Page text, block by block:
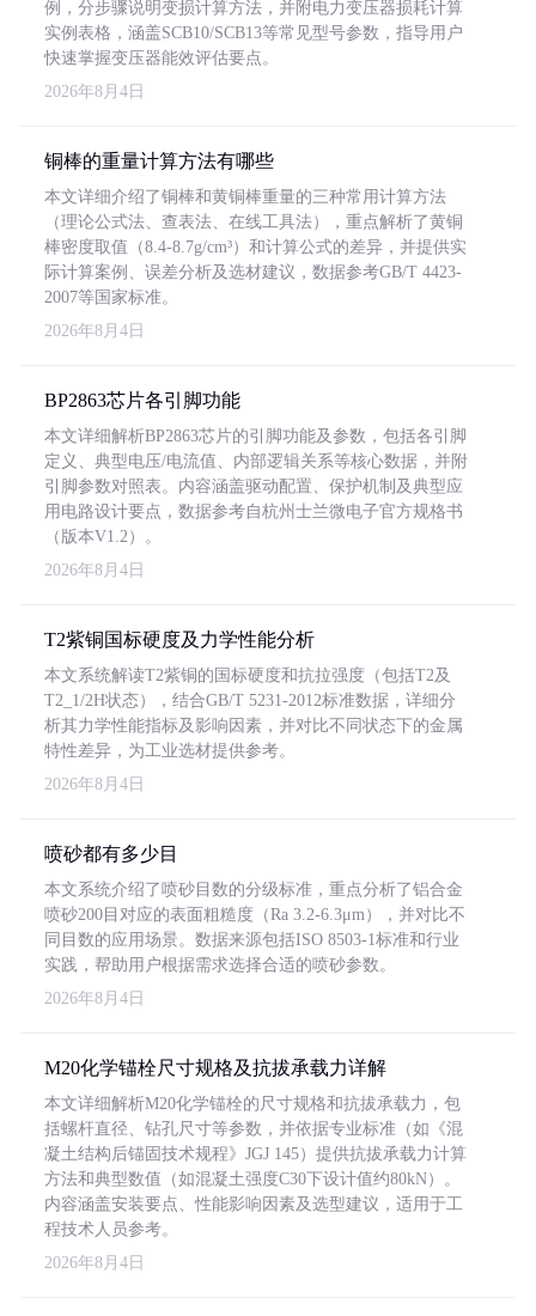
例，分步骤说明变损计算方法，并附电力变压器损耗计算
实例表格，涵盖SCB10/SCB13等常见型号参数，指导用户
快速掌握变压器能效评估要点。
2026年8月4日
铜棒的重量计算方法有哪些
本文详细介绍了铜棒和黄铜棒重量的三种常用计算方法
（理论公式法、查表法、在线工具法），重点解析了黄铜
棒密度取值（8.4-8.7g/cm³）和计算公式的差异，并提供实
际计算案例、误差分析及选材建议，数据参考GB/T 4423-
2007等国家标准。
2026年8月4日
BP2863芯片各引脚功能
本文详细解析BP2863芯片的引脚功能及参数，包括各引脚
定义、典型电压/电流值、内部逻辑关系等核心数据，并附
引脚参数对照表。内容涵盖驱动配置、保护机制及典型应
用电路设计要点，数据参考自杭州士兰微电子官方规格书
（版本V1.2）。
2026年8月4日
T2紫铜国标硬度及力学性能分析
本文系统解读T2紫铜的国标硬度和抗拉强度（包括T2及
T2_1/2H状态），结合GB/T 5231-2012标准数据，详细分
析其力学性能指标及影响因素，并对比不同状态下的金属
特性差异，为工业选材提供参考。
2026年8月4日
喷砂都有多少目
本文系统介绍了喷砂目数的分级标准，重点分析了铝合金
喷砂200目对应的表面粗糙度（Ra 3.2-6.3μm），并对比不
同目数的应用场景。数据来源包括ISO 8503-1标准和行业
实践，帮助用户根据需求选择合适的喷砂参数。
2026年8月4日
M20化学锚栓尺寸规格及抗拔承载力详解
本文详细解析M20化学锚栓的尺寸规格和抗拔承载力，包
括螺杆直径、钻孔尺寸等参数，并依据专业标准（如《混
凝土结构后锚固技术规程》JGJ 145）提供抗拔承载力计算
方法和典型数值（如混凝土强度C30下设计值约80kN）。
内容涵盖安装要点、性能影响因素及选型建议，适用于工
程技术人员参考。
2026年8月4日